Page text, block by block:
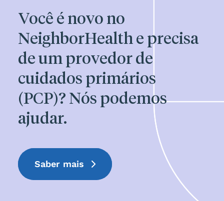
Você é novo no
NeighborHealth e precisa
de um provedor de
cuidados primários
(PCP)? Nós podemos
ajudar.
Saber mais